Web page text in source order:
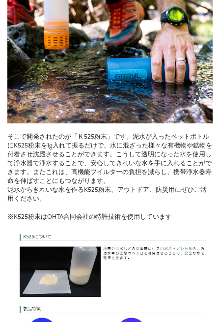
そこで開発されたのが「Ｋ525粉末」です。泥水が入ったペットボトル
にK525粉末を1g入れて振るだけで、水に混ざった様々な有機物や鉱物を
付着させ沈殿させることができます。こうして透明になった水を使用し
て浄水器で浄水することで、安心してきれいな水を手に入れることがで
きます。またこれは、高機能フイルターの負担を減らし、携帯浄水器寿
命を伸ばすことにもつながります。
泥水からきれいな水を作るK525粉末、アウトドア、防災用にぜひご活
用ください。
※K525粉末はOHTA合同会社の特許技術を使用しています